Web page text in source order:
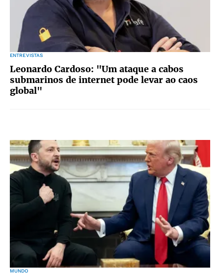
ENTREVISTAS
Leonardo Cardoso: "Um ataque a cabos
submarinos de internet pode levar ao caos
global"
MUNDO